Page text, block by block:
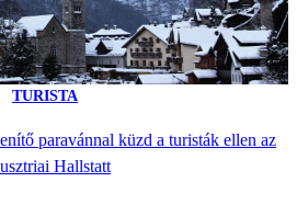
TURISTA
paravánnal küzd a turisták ellen az
Hallstatt